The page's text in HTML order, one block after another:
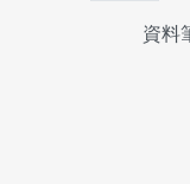
資料